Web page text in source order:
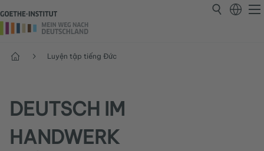
Trang chủ Luyện tập tiếng Đức
DEUTSCH IM
HANDWERK